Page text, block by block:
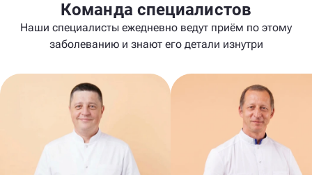
Команда специалистов
Наши специалисты ежедневно ведут приём по этому
заболеванию и знают его детали изнутри